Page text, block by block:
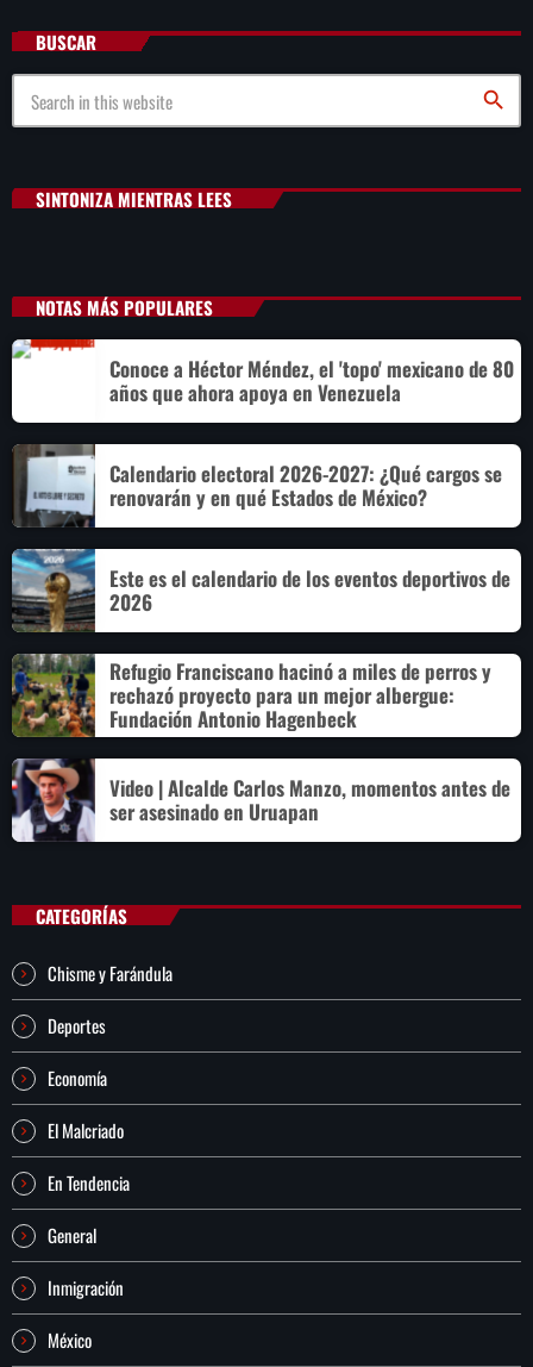
BUSCAR
search
SINTONIZA MIENTRAS LEES
NOTAS MÁS POPULARES
Conoce a Héctor Méndez, el 'topo' mexicano de 80
años que ahora apoya en Venezuela
Calendario electoral 2026-2027: ¿Qué cargos se
renovarán y en qué Estados de México?
Este es el calendario de los eventos deportivos de
2026
Refugio Franciscano hacinó a miles de perros y
rechazó proyecto para un mejor albergue:
Fundación Antonio Hagenbeck
Video | Alcalde Carlos Manzo, momentos antes de
ser asesinado en Uruapan
CATEGORÍAS
Chisme y Farándula
Deportes
Economía
El Malcriado
En Tendencia
General
Inmigración
México